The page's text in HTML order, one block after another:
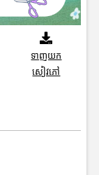
ទាញយក
សៀវភៅ